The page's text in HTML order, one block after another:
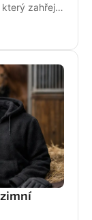
zahřeje